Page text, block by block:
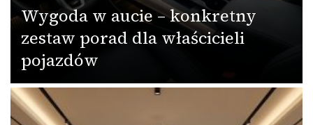
Wygoda w aucie – konkretny
zestaw porad dla właścicieli
pojazdów